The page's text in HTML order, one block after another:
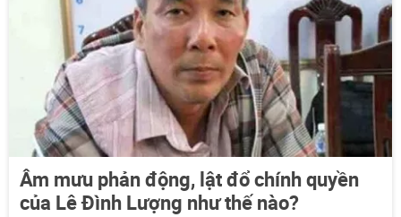
Âm mưu phản động, lật đổ chính quyền
của Lê Đình Lượng như thế nào?